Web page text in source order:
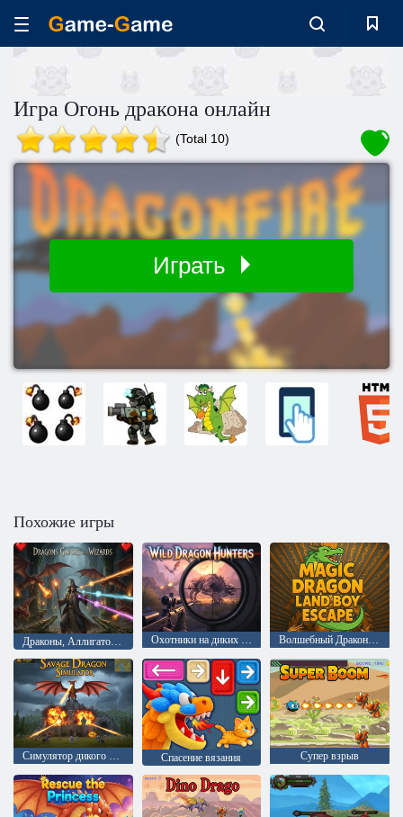
Игра Огонь дракона онлайн
(Total 10)
Играть
Похожие игры
Драконы, Аллигаторы и Волшебники Охотники на диких драконов Волшебный Дракон Земляной Мальчик Побег
Симулятор дикого дракона Спасение вязания Супер взрыв